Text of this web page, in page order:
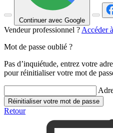
Continuer avec Google
Vendeur professionnel ? Accéder
Mot de passe oublié ?
Pas d’inquiétude, entrez votre
pour réinitialiser votre mot de
Réinitialiser votre mot de passe
Retour